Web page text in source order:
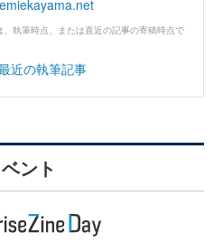
執筆時点、または直近の記事の寄稿時点で
近の執筆記事
ント